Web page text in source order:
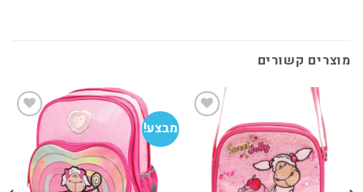
מוצרים קשורים
הוסף
למועדפים
מבצע!
הוסף
למועדפים